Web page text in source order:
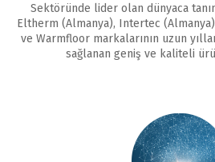
Sektöründe lider olan dünyaca
Eltherm (Almanya), Intertec
ve Warmfloor markalarının uzun
sağlanan geniş ve kaliteli